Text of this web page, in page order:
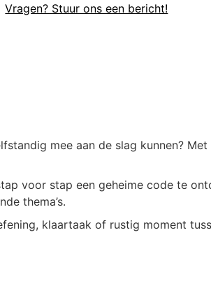
Vragen? Stuur ons een bericht!
mee aan de slag kunnen?
voor stap een geheime code te
thema’s.
klaartaak of rustig moment